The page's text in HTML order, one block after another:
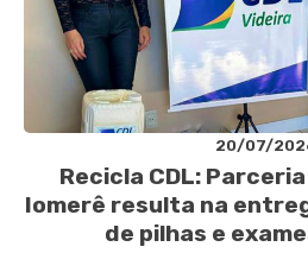
20/07/
Recicla CDL:
Iomerê resulta na
de pilhas e